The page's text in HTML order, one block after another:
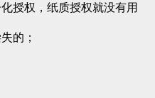
授权，纸质授权就没有用
的；